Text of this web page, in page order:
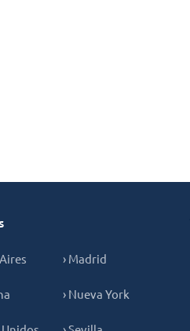
› Madrid
› Nueva York